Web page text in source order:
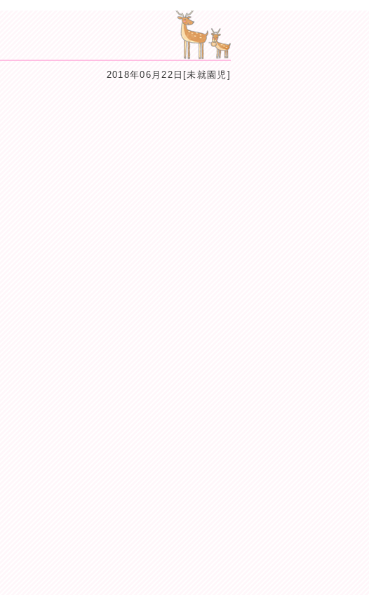
2018年06月22日[未就園児]